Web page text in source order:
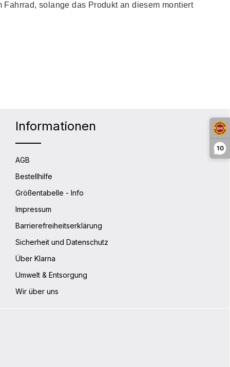
10
solange das Produkt an diesem montiert
Informationen
AGB
Bestellhilfe
Größentabelle - Info
Impressum
Barrierefreiheitserklärung
Sicherheit und Datenschutz
Über Klarna
Umwelt & Entsorgung
Wir über uns